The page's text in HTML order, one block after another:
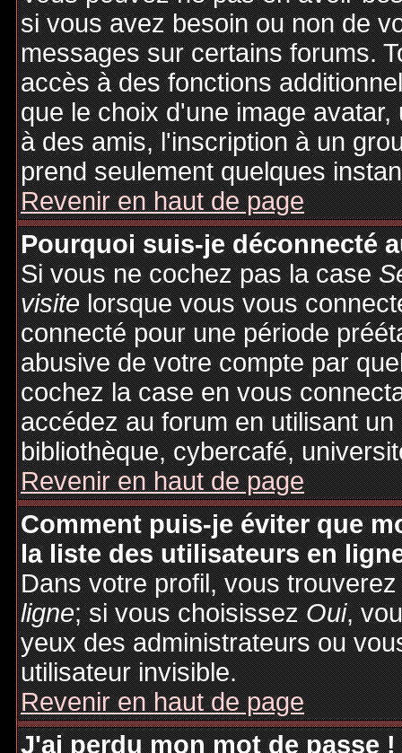
si vous avez besoin ou non de
messages sur certains forums.
accès à des fonctions
que le choix d'une image
à des amis, l'inscription à un
prend seulement quelques
Revenir en haut de page
Pourquoi suis-je déconnecté
Si vous ne cochez pas la case
visitelorsque vous vous
connecté pour une période
abusive de votre compte par
cochez la case en vous
accédez au forum en utilisant
bibliothèque, cybercafé,
Revenir en haut de page
Comment puis-je éviter que
la liste des utilisateurs en
Dans votre profil, vous
ligne; si vous choisissezOui,
yeux des administrateurs ou
utilisateur invisible.
Revenir en haut de page
J'ai perdu mon mot de passe !